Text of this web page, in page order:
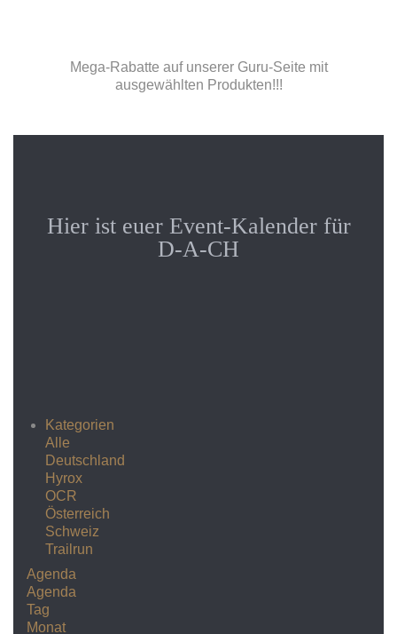
Mega-Rabatte auf unserer Guru-Seite mit
ausgewählten Produkten!!!
Hier ist euer Event-Kalender für
D-A-CH
Kategorien
Alle
Deutschland
Hyrox
OCR
Österreich
Schweiz
Trailrun
Agenda
Agenda
Tag
Monat